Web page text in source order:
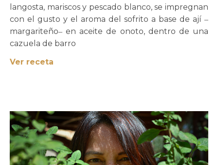
langosta, mariscos y pescado blanco, se impregnan
con el gusto y el aroma del sofrito a base de ají ‒
margariteño‒ en aceite de onoto, dentro de una
cazuela de barro
Ver receta